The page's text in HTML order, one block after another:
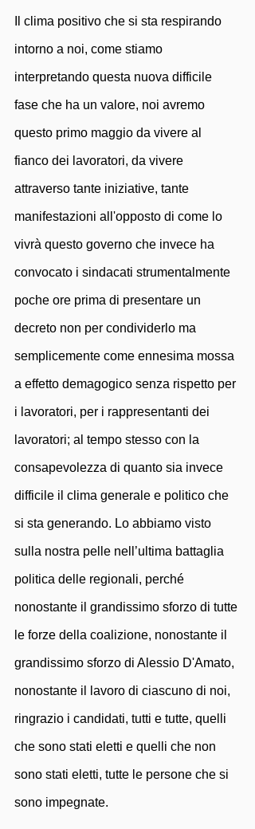
Il clima positivo che si sta respirando
intorno a noi, come stiamo
interpretando questa nuova difficile
fase che ha un valore, noi avremo
questo primo maggio da vivere al
fianco dei lavoratori, da vivere
attraverso tante iniziative, tante
manifestazioni all'opposto di come lo
vivrà questo governo che invece ha
convocato i sindacati strumentalmente
poche ore prima di presentare un
decreto non per condividerlo ma
semplicemente come ennesima mossa
a effetto demagogico senza rispetto per
i lavoratori, per i rappresentanti dei
lavoratori; al tempo stesso con la
consapevolezza di quanto sia invece
difficile il clima generale e politico che
si sta generando. Lo abbiamo visto
sulla nostra pelle nell’ultima battaglia
politica delle regionali, perché
nonostante il grandissimo sforzo di tutte
le forze della coalizione, nonostante il
grandissimo sforzo di Alessio D'Amato,
nonostante il lavoro di ciascuno di noi,
ringrazio i candidati, tutti e tutte, quelli
che sono stati eletti e quelli che non
sono stati eletti, tutte le persone che si
sono impegnate.